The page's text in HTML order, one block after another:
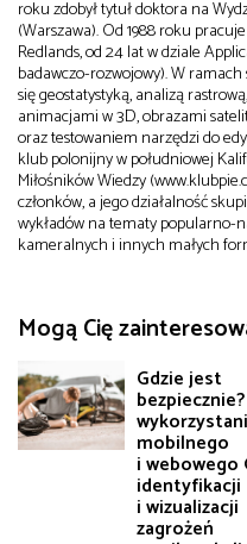
roku zdobył tytuł doktora na
(Warszawa). Od 1988 roku
Redlands, od 24 lat w dziale
badawczo-rozwojowy). W
się geostatystyką, analizą
animacjami w 3D, obrazami
oraz testowaniem narzędzi do
klub polonijny w południowej
Miłośników Wiedzy
członków, a jego działalność
wykładów na tematy popularno-
kameralnych i innych małych
Mogą Cię
Gdzie jest
mobilnego
i webowego
identyfikacji
i wizualizacji
zagrożeń